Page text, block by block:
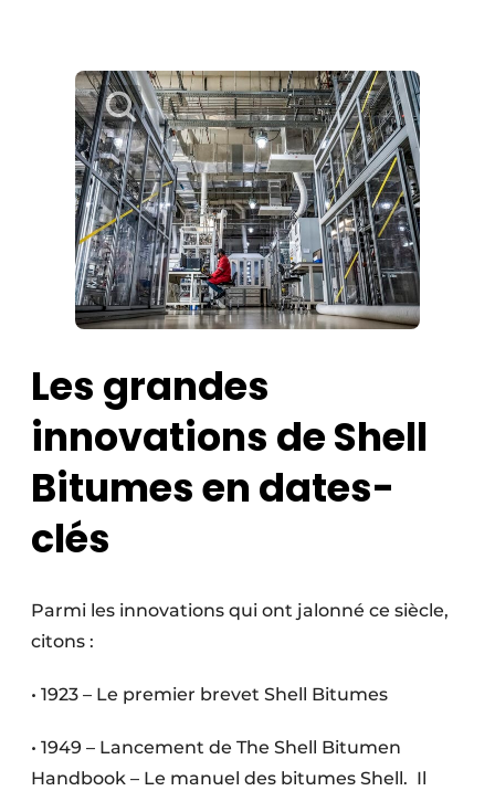
Les grandes
innovations de Shell
Bitumes en dates-
clés
Parmi les innovations qui ont jalonné ce siècle,
citons :
• 1923 – Le premier brevet Shell Bitumes
• 1949 – Lancement de The Shell Bitumen
Handbook – Le manuel des bitumes Shell. Il